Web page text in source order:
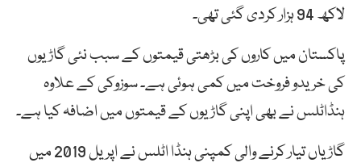
لاکھ 94 ہزار کردی گئی تھی۔
پاکستان میں کاروں کی بڑھتی قیمتوں کے سبب نئی گاڑیوں
کی خریدو فروخت میں کمی ہوئی ہے۔ سوزوکی کے علاوہ
ہنڈاٹلس نے بھی اپنی گاڑیوں کے قیمتوں میں اضافہ کیا ہے۔
گاڑیاں تیار کرنے والی کمپنی ہنڈا اٹلس نے اپریل 2019 میں